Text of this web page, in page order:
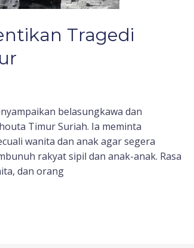
Tragedi
belasungkawa dan
Timur Suriah. Ia meminta
wanita dan anak agar segera
rakyat sipil dan anak-anak. Rasa
dan orang